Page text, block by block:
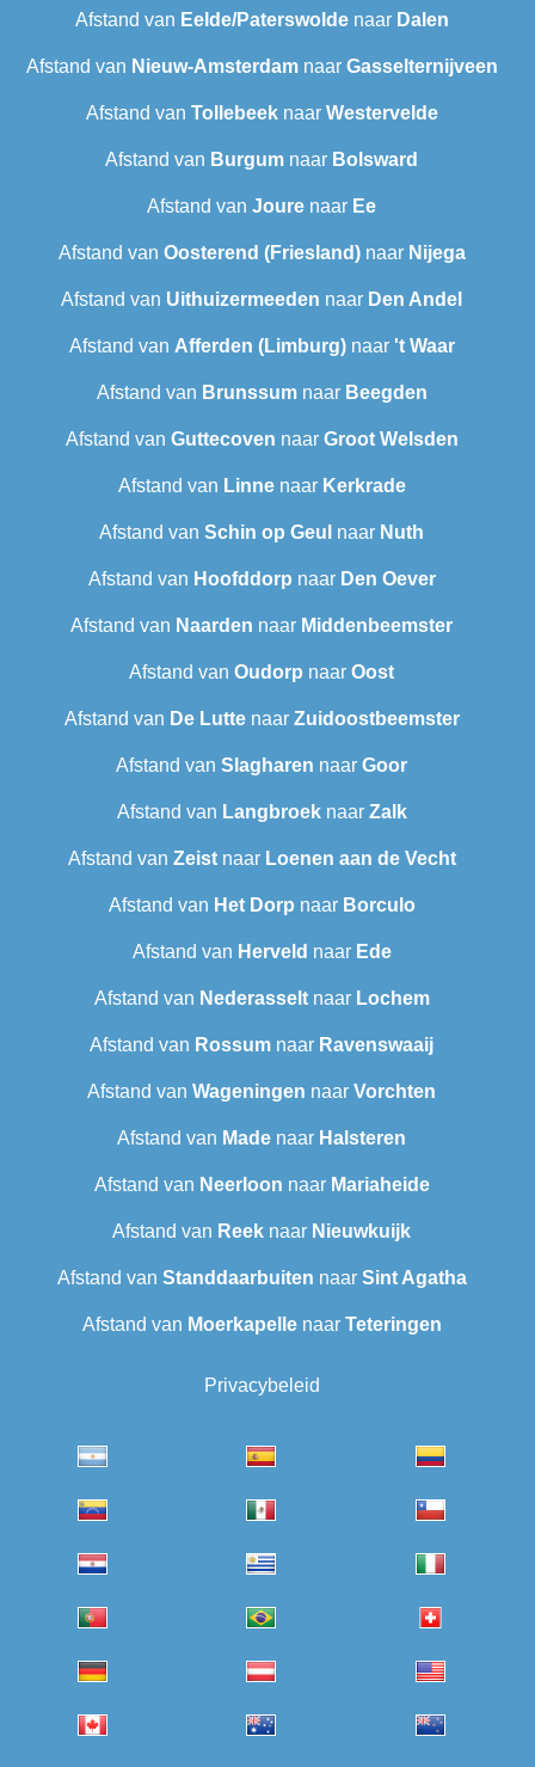
Afstand van Eelde/Paterswoldenaar Dalen
Afstand van Nieuw-Amsterdamnaar Gasselternijveen
Afstand van Tollebeeknaar Westervelde
Afstand van Burgum naar Bolsward‎
Afstand van Joure naar Ee
Afstand van Oosterend (Friesland)naar Nijega
Afstand van Uithuizermeeden naar Den Andel
Afstand van Afferden (Limburg)naar 't Waar
Afstand van Brunssumnaar Beegden
Afstand van Guttecoven naar Groot Welsden
Afstand van Linnenaar Kerkrade
Afstand van Schin op Geul naar Nuth
Afstand van Hoofddorp naar Den Oever
Afstand van Naarden naar Middenbeemster
Afstand van Oudorp naar Oost
Afstand van De Luttenaar Zuidoostbeemster
Afstand van Slagharen naar Goor
Afstand van Langbroeknaar Zalk
Afstand van Zeistnaar Loenen aan de Vecht
Afstand van Het Dorp naar Borculo
Afstand van Herveld naar Ede
Afstand van Nederasseltnaar Lochem
Afstand van Rossum naar Ravenswaaij
Afstand van Wageningen naar Vorchten
Afstand van Made naar Halsteren
Afstand van Neerloon naar Mariaheide
Afstand van Reek naar Nieuwkuijk
Afstand van Standdaarbuiten naar Sint Agatha
Afstand van Moerkapellenaar Teteringen
Privacybeleid